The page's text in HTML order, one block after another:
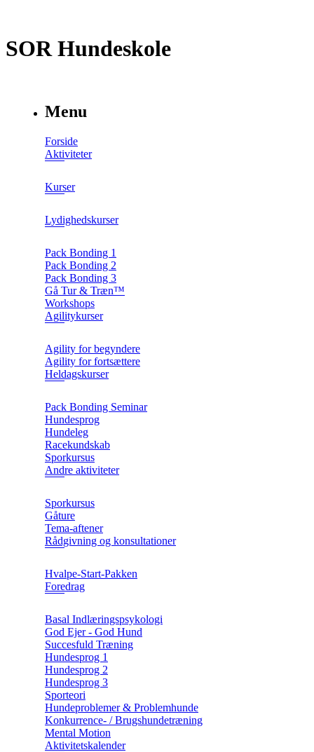
SOR Hundeskole
Menu
Forside
Aktiviteter
Kurser
Lydighedskurser
Pack Bonding 1
Pack Bonding 2
Pack Bonding 3
Gå Tur & Træn™
Workshops
Agilitykurser
Agility for begyndere
Agility for fortsættere
Heldagskurser
Pack Bonding Seminar
Hundesprog
Hundeleg
Racekundskab
Sporkursus
Andre aktiviteter
Sporkursus
Gåture
Tema-aftener
Rådgivning og konsultationer
Hvalpe-Start-Pakken
Foredrag
Basal Indlæringspsykologi
God Ejer - God Hund
Succesfuld Træning
Hundesprog 1
Hundesprog 2
Hundesprog 3
Sporteori
Hundeproblemer & Problemhunde
Konkurrence- / Brugshundetræning
Mental Motion
Aktivitetskalender